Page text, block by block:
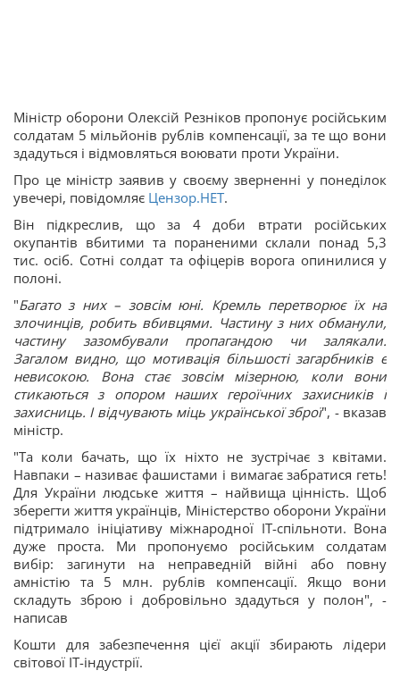
Міністр оборони Олексій Резніков пропонує російським
солдатам 5 мільйонів рублів компенсації, за те що вони
здадуться і відмовляться воювати проти України.
Про це міністр заявив у своєму зверненні у понеділок
увечері, повідомляє Цензор.НЕТ.
Він підкреслив, що за 4 доби втрати російських
окупантів вбитими та пораненими склали понад 5,3
тис. осіб. Сотні солдат та офіцерів ворога опинилися у
полоні.
"Багато з них – зовсім юні. Кремль перетворює їх на
злочинців, робить вбивцями. Частину з них обманули,
частину зазомбували пропагандою чи залякали.
Загалом видно, що мотивація більшості загарбників є
невисокою. Вона стає зовсім мізерною, коли вони
стикаються з опором наших героїчних захисників і
захисниць. І відчувають міць української зброї", - вказав
міністр.
"Та коли бачать, що їх ніхто не зустрічає з квітами.
Навпаки – називає фашистами і вимагає забратися геть!
Для України людське життя – найвища цінність. Щоб
зберегти життя українців, Міністерство оборони України
підтримало ініціативу міжнародної ІТ-спільноти. Вона
дуже проста. Ми пропонуємо російським солдатам
вибір: загинути на неправедній війні або повну
амністію та 5 млн. рублів компенсації. Якщо вони
складуть зброю і добровільно здадуться у полон", -
написав
Кошти для забезпечення цієї акції збирають лідери
світової ІТ-індустрії.